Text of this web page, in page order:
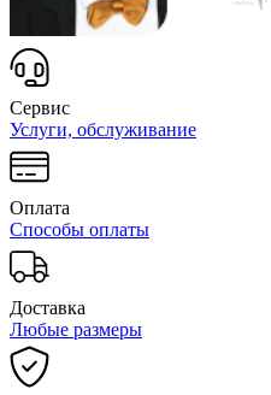
Сервис
Услуги, обслуживание
Оплата
Способы оплаты
Доставка
Любые размеры